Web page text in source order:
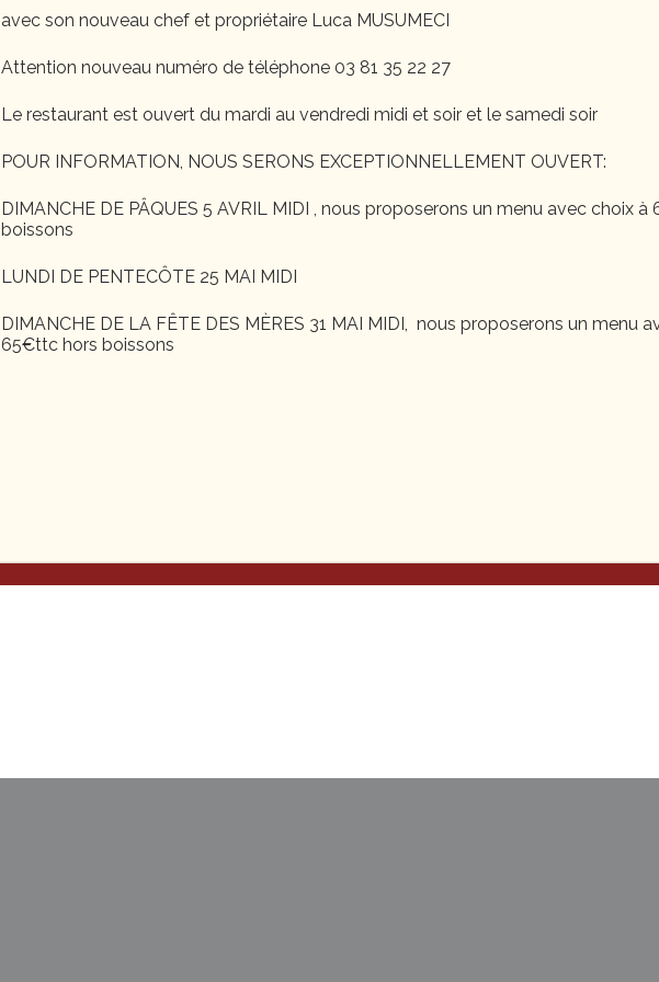
avec son nouveau chef et propriétaire Luca MUSUMECI
Attention nouveau numéro de téléphone 03 81 35 22 27
Le restaurant est ouvert du mardi au vendredi midi et soir et le samedi soir
POUR INFORMATION, NOUS SERONS EXCEPTIONNELLEMENT OUVERT:
DIMANCHE DE PÂQUES 5 AVRIL MIDI , nous proposerons un menu avec choix
boissons
LUNDI DE PENTECÔTE 25 MAI MIDI
DIMANCHE DE LA FÊTE DES MÈRES 31 MAI MIDI, nous proposerons un menu
65€ttc hors boissons